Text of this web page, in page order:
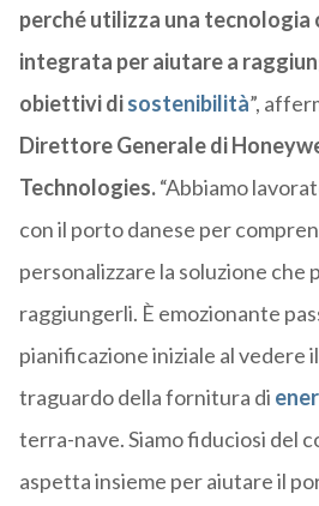
perché utilizza una
integrata per aiutare a
obiettivi disostenibilità”,
Direttore Generale di
Technologies.“Abbiamo
con il porto danese per
personalizzare la soluzione che
raggiungerli. È emozionante
pianificazione iniziale al vedere
traguardo della fornitura di
terra-nave. Siamo fiduciosi del
aspetta insieme per aiutare il